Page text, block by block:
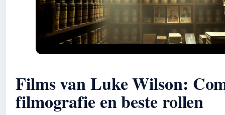
Films van Luke Wilson:
filmografie en beste rollen